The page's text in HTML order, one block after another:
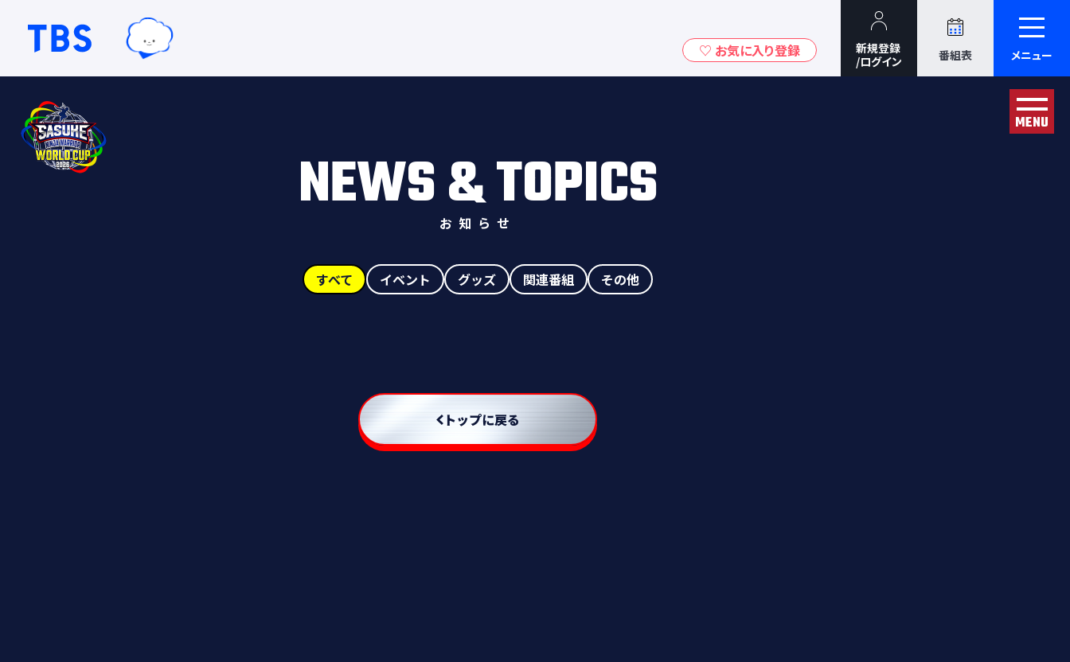
TBSテレビ｜ときめくときを。
番組表 メニュー
MENU
NEWS & TOPICS
お知らせ
すべて イベント グッズ 関連番組 その他
トップに戻る